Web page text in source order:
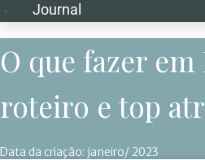
Journal
O que fazer
roteiro e top
Data da criação: janeiro/ 2023